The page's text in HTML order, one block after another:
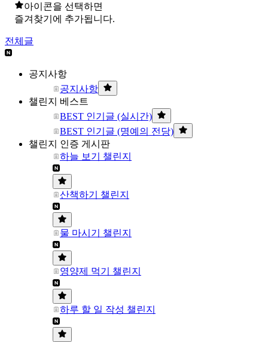
아이콘을 선택하면
즐겨찾기에 추가됩니다.
전체글
공지사항
공지사항
챌린지 베스트
BEST 인기글 (실시간)
BEST 인기글 (명예의 전당)
챌린지 인증 게시판
하늘 보기 챌린지
산책하기 챌린지
물 마시기 챌린지
영양제 먹기 챌린지
하루 할 일 작성 챌린지